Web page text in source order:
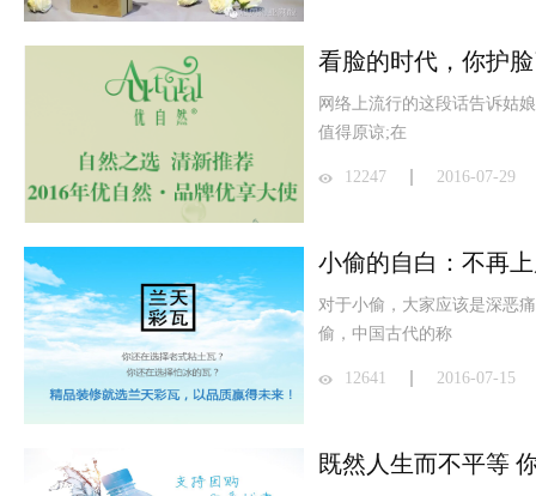
看脸的时代，你护
网络上流行的这段话告诉姑
值得原谅;在
12247 2016-07-29
小偷的自白：不再
对于小偷，大家应该是深恶
偷，中国古代的称
12641 2016-07-15
既然人生而不平等